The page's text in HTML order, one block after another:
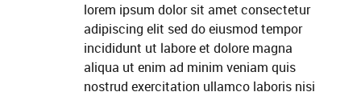
lorem ipsum dolor sit amet consectetur
adipiscing elit sed do eiusmod tempor
incididunt ut labore et dolore magna
aliqua ut enim ad minim veniam quis
nostrud exercitation ullamco laboris nisi